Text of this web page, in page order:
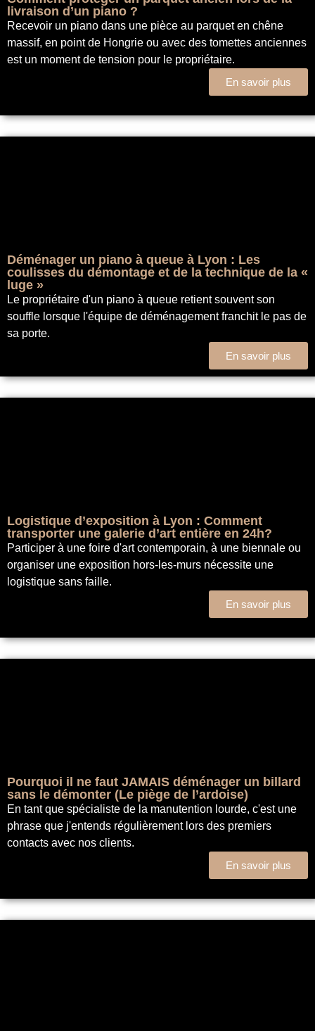
livraison d’un piano ?
Recevoir un piano dans une pièce au parquet en chêne
massif, en point de Hongrie ou avec des tomettes anciennes
est un moment de tension pour le propriétaire.
En savoir plus
Déménager un piano à queue à Lyon : Les
coulisses du démontage et de la technique de la «
luge »
Le propriétaire d'un piano à queue retient souvent son
souffle lorsque l'équipe de déménagement franchit le pas de
sa porte.
En savoir plus
Logistique d’exposition à Lyon : Comment
transporter une galerie d’art entière en 24h?
Participer à une foire d'art contemporain, à une biennale ou
organiser une exposition hors-les-murs nécessite une
logistique sans faille.
En savoir plus
Pourquoi il ne faut JAMAIS déménager un billard
sans le démonter (Le piège de l’ardoise)
En tant que spécialiste de la manutention lourde, c'est une
phrase que j'entends régulièrement lors des premiers
contacts avec nos clients.
En savoir plus